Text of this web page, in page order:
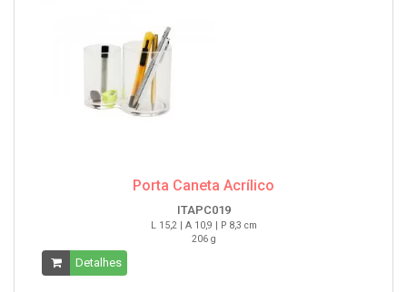
Porta Caneta Acrílico
ITAPC019
L 15,2 | A 10,9 | P 8,3 cm
206 g
Detalhes